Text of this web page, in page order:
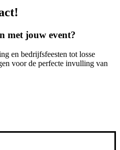
met jouw event?
en bedrijfsfeesten tot losse
voor de perfecte invulling van